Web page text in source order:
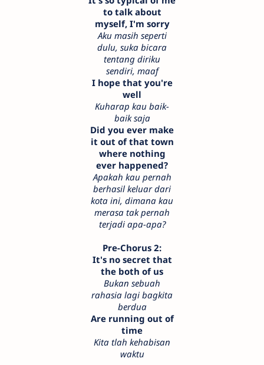
to talk about
myself, I'm sorry
Aku masih seperti
dulu, suka bicara
tentang diriku
sendiri, maaf
I hope that you're
well
Kuharap kau baik-
baik saja
Did you ever make
it out of that town
where nothing
ever happened?
Apakah kau pernah
berhasil keluar dari
kota ini, dimana kau
merasa tak pernah
terjadi apa-apa?
Pre-Chorus 2:
It's no secret that
the both of us
Bukan sebuah
rahasia lagi bagkita
berdua
Are running out of
time
Kita tlah kehabisan
waktu